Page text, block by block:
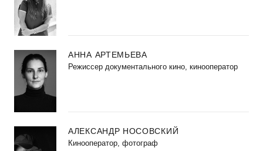
АННА АРТЕМЬЕВА
Режиссер документального кино, кинооператор
АЛЕКСАНДР НОСОВСКИЙ
Кинооператор, фотограф